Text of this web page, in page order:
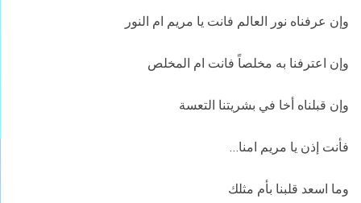
وإن عرفناه نور العالم فانت يا مريم ام النور
وإن اعترفنا به مخلصاً فانت ام المخلص
وإن قبلناه أخا في بشريتنا التعسة
فأنت إذن يا مريم امنا…
وما اسعد قلبنا بأم مثلك